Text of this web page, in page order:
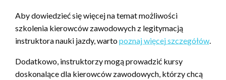
Aby dowiedzieć się więcej na temat możliwości
szkolenia kierowców zawodowych z legitymacją
instruktora nauki jazdy, wartopoznaj więcej szczegółów
Dodatkowo, instruktorzy mogą prowadzić kursy
doskonalące dla kierowców zawodowych, którzy chcą